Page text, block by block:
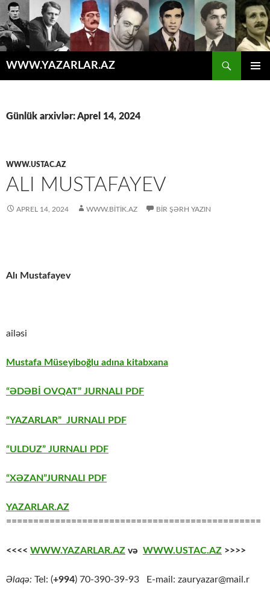
WWW.YAZARLAR.AZ
Günlük arxivlər: Aprel 14, 2024
WWW.USTAC.AZ
ALI MUSTAFAYEV
APREL 14, 2024 WWW.BITIK.AZ BIR ŞƏRH YAZIN
Alı Mustafayev
ailəsi
Mustafa Müseyiboğlu adına kitabxana
“ƏDƏBİ OVQAT” JURNALI PDF
“YAZARLAR” JURNALI PDF
“ULDUZ” JURNALI PDF
“XƏZAN”JURNALI PDF
YAZARLAR.AZ
===============================================
<<<< WWW.YAZARLAR.AZ və WWW.USTAC.AZ >>>>
Əlaqə: Tel: (+994) 70-390-39-93 E-mail: zauryazar@mail.r